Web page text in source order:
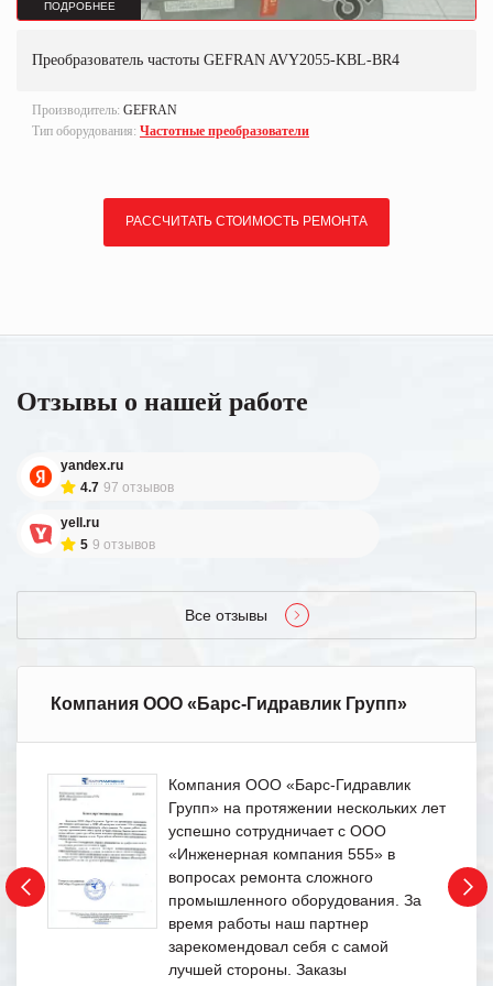
ПОДРОБНЕЕ
Преобразователь частоты GEFRAN AVY2055-KBL-BR4
Производитель: GEFRAN
Тип оборудования: Частотные преобразователи
РАССЧИТАТЬ СТОИМОСТЬ РЕМОНТА
Отзывы о нашей работе
yandex.ru
4.7 97 отзывов
yell.ru
5 9 отзывов
Все отзывы
Компания ООО «Барс-Гидравлик Групп»
Компания ООО «Барс-Гидравлик
Групп» на протяжении нескольких лет
успешно сотрудничает с ООО
«Инженерная компания 555» в
вопросах ремонта сложного
промышленного оборудования. За
время работы наш партнер
зарекомендовал себя с самой
лучшей стороны. Заказы